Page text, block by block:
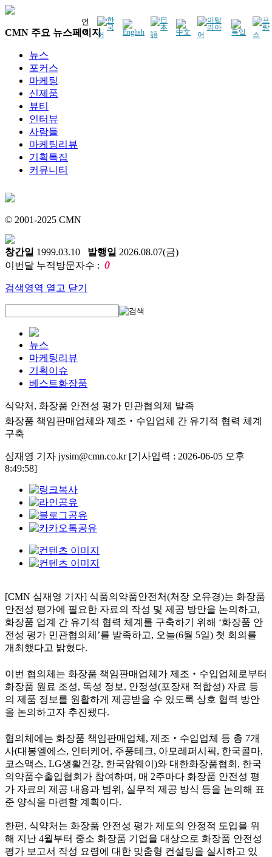
언
어
CMN 주요 뉴스페이지
뉴스
포커스
마케팅
신제품
뷰티
인터뷰
사람들
마케팅리뷰
기획특집
커뮤니티
© 2001-2025 CMN
창간일 1999.03.10 발행일 2026.08.07(금)
이번달 누적방문자수 : 0
검색영역 열고 닫기
뉴스
마케팅리뷰
기획이슈
베스트화장품
식약처, 화장품 안전성 평가 민관협의체 발족
화장품 책임판매업체와 제조‧수입업체 간 유기적 협력 체계
구축
심재영 기자 jysim@cmn.co.kr [기사입력 : 2026-06-05 오후
8:49:58]
[CMN 심재영 기자] 식품의약품안전처(처장 오유경)는 화장품
안전성 평가에 필요한 자료의 작성 및 제공 방안을 논의하고,
화장품 업계 간 유기적 협력 체계를 구축하기 위해 ‘화장품 안
전성 평가 민관협의체’를 발족하고, 오늘(6월 5일) 첫 회의를
개최했다고 밝혔다.
이번 협의체는 화장품 책임판매업체가 제조‧수입업체로부터
화장품 원료 조성, 독성 정보, 안정성(포장재 적합성) 자료 등
의 제품 정보를 원활하게 제공받을 수 있도록 상호 협력 방안
을 논의하고자 추진됐다.
협의체에는 화장품 책임판매업체, 제조‧수입업체 등 총 7개
사(대봉엘에스, 인터케어, 주풍테크, 아모레퍼시픽, 한국콜마,
코스맥스, LG생활건강, 한국암웨이)와 대한화장품협회, 한국
의약품수출입협회가 참여하며, 매 2주마다 화장품 안전성 평
가 자료의 제공 내용과 범위, 실무적 제공 방식 등을 논의해 표
준 양식을 마련할 계획이다.
한편, 식약처는 화장품 안전성 평가 제도의 안정적 도입을 위
해 지난 4월부터 중소 화장품 기업을 대상으로 화장품 안전성
평가 보고서 작성 요령에 대한 맞춤형 컨설팅을 실시하고 있